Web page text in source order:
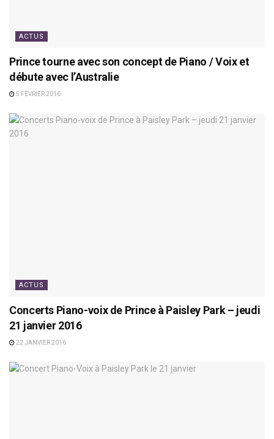
ACTUS
Prince tourne avec son concept de Piano / Voix et
débute avec l’Australie
5 FÉVRIER 2016
ACTUS
Concerts Piano-voix de Prince à Paisley Park – jeudi
21 janvier 2016
22 JANVIER 2016